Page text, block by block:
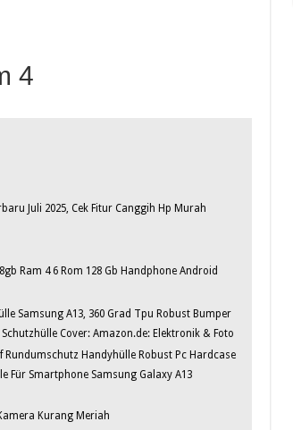
4
Juli 2025, Cek Fitur Canggih Hp Murah
Ram 4 6 Rom 128 Gb Handphone Android
Samsung A13, 360 Grad Tpu Robust Bumper
Cover: Amazon.de: Elektronik & Foto
Rundumschutz Handyhülle Robust Pc Hardcase
Für Smartphone Samsung Galaxy A13
Kurang Meriah